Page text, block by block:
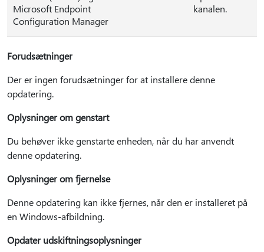
Microsoft Endpoint
Configuration Manager
kanalen.
Forudsætninger
Der er ingen forudsætninger for at installere denne
opdatering.
Oplysninger om genstart
Du behøver ikke genstarte enheden, når du har anvendt
denne opdatering.
Oplysninger om fjernelse
Denne opdatering kan ikke fjernes, når den er installeret på
en Windows-afbildning.
Opdater udskiftningsoplysninger